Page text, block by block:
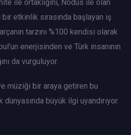
ile ortaklığını, Nodus ile olan
etkinlik sırasında başlayan iş
tarzını %100 kendisi olarak
enerjisinden ve Türk insanının
da vurguluyor.
müziği bir araya getiren bu
büyük ilgi uyandırıyor.